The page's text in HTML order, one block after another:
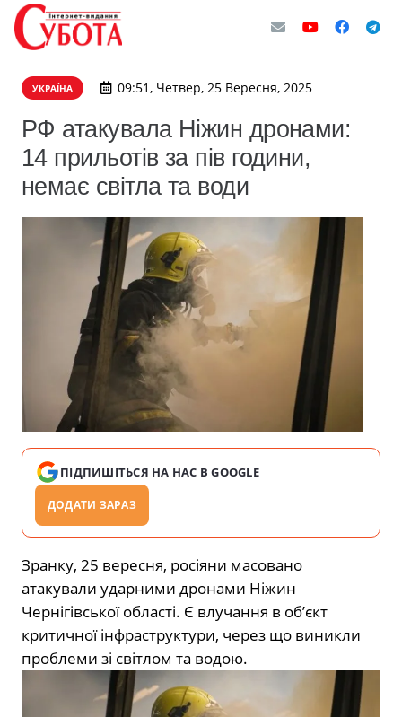
УКРАЇНА 09:51, Четвер, 25 Вересня, 2025
РФ атакувала Ніжин дронами:
14 прильотів за пів години,
немає світла та води
ПІДПИШІТЬСЯ НА НАС В GOOGLE
ДОДАТИ ЗАРАЗ
Зранку, 25 вересня, росіяни масовано
атакували ударними дронами Ніжин
Чернігівської області. Є влучання в об’єкт
критичної інфраструктури, через що виникли
проблеми зі світлом та водою.